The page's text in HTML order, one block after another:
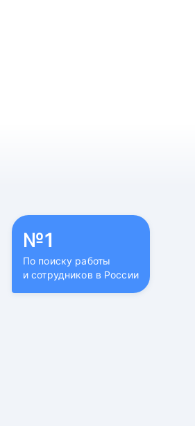
№1
По поиску работы
и сотрудников в России